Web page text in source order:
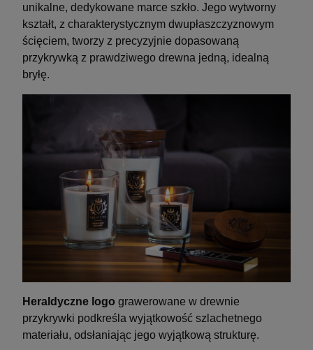
unikalne, dedykowane marce szkło. Jego wytworny
kształt, z charakterystycznym dwupłaszczyznowym
ścięciem, tworzy z precyzyjnie dopasowaną
przykrywką z prawdziwego drewna jedną, idealną
bryłę.
Heraldyczne logo grawerowane w drewnie
przykrywki podkreśla wyjątkowość szlachetnego
materiału, odsłaniając jego wyjątkową strukturę.